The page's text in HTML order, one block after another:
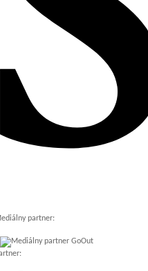
partner: